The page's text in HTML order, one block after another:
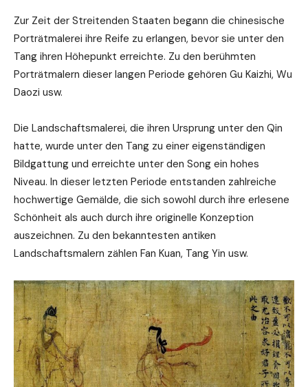
Zur Zeit der Streitenden Staaten begann die chinesische
Porträtmalerei ihre Reife zu erlangen, bevor sie unter den
Tang ihren Höhepunkt erreichte. Zu den berühmten
Porträtmalern dieser langen Periode gehören Gu Kaizhi, Wu
Daozi usw.
Die Landschaftsmalerei, die ihren Ursprung unter den Qin
hatte, wurde unter den Tang zu einer eigenständigen
Bildgattung und erreichte unter den Song ein hohes
Niveau. In dieser letzten Periode entstanden zahlreiche
hochwertige Gemälde, die sich sowohl durch ihre erlesene
Schönheit als auch durch ihre originelle Konzeption
auszeichnen. Zu den bekanntesten antiken
Landschaftsmalern zählen Fan Kuan, Tang Yin usw.